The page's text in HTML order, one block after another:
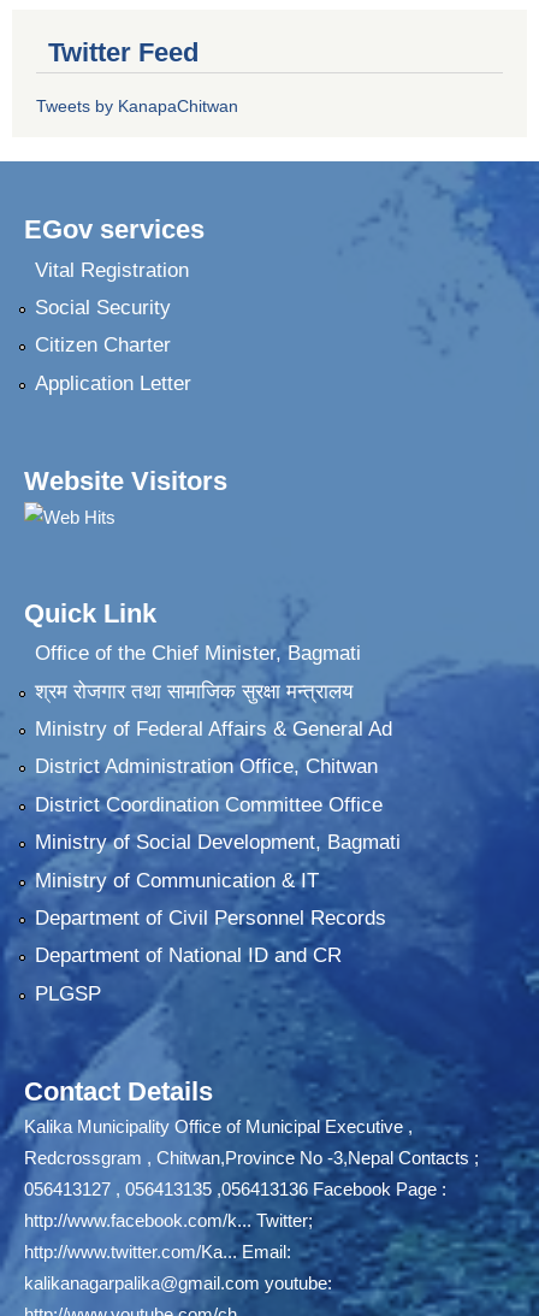
Twitter Feed
Tweets by KanapaChitwan
EGov services
Vital Registration
Social Security
Citizen Charter
Application Letter
Website Visitors
Quick Link
Office of the Chief Minister, Bagmati
श्रम रोजगार तथा सामाजिक सुरक्षा मन्त्रालय
Ministry of Federal Affairs & General Ad
District Administration Office, Chitwan
District Coordination Committee Office
Ministry of Social Development, Bagmati
Ministry of Communication & IT
Department of Civil Personnel Records
Department of National ID and CR
PLGSP
Contact Details
Kalika Municipality Office of Municipal Executive ,
Redcrossgram , Chitwan,Province No -3,Nepal Contacts ;
056413127 , 056413135 ,056413136 Facebook Page :
http://www.facebook.com/k...Twitter;
http://www.twitter.com/Ka...Email:
kalikanagarpalika@gmail.com youtube: